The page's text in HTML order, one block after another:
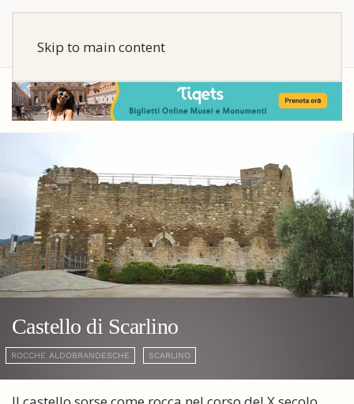
Skip to main content
Castello di Scarlino
ROCCHE ALDOBRANDESCHE SCARLINO